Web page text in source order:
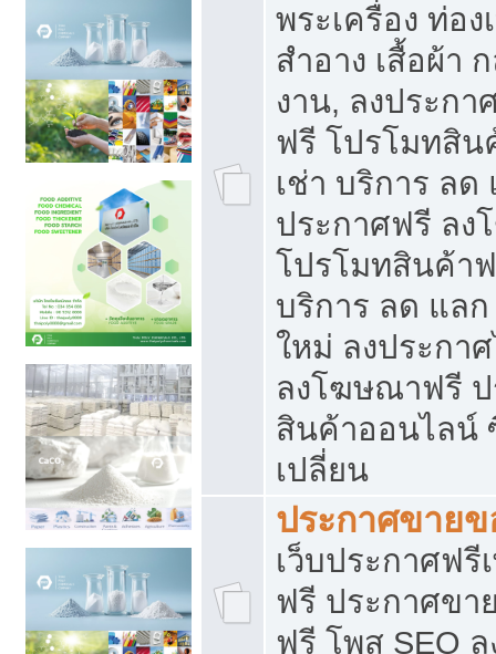
พระเครื่อง ท่อง
สำอาง เสื้อผ้า
งาน, ลงประก
ฟรี โปรโมทสิ
เช่า บริการ ลด
ประกาศฟรี ล
โปรโมทสินค้า
บริการ ลด แล
ใหม่ ลงประกา
ลงโฆษณาฟรี
สินค้าออนไลน์
เปลี่ยน
ประกาศขายข
เว็บประกาศฟรี
ฟรี ประกาศขา
ฟรี โพส SEO